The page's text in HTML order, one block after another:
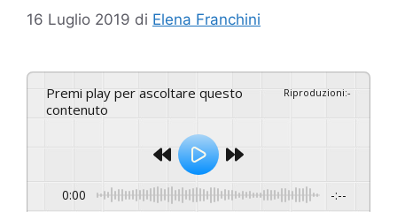
16 Luglio 2019 di Elena Franchini
Premi play per ascoltare questo
contenuto
Riproduzioni:-
0:00 -:--